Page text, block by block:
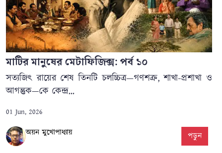
মাটির মানুষের মেটাফিজিক্স: পর্ব ১০
সত্যজিৎ রায়ের শেষ তিনটি চলচ্চিত্র—গণশত্রু, শাখা-প্রশাখা ও
আগন্তুক—কে কেন্দ্র...
01 Jun, 2026
অয়ন মুখোপাধ্যায় পড়ুন